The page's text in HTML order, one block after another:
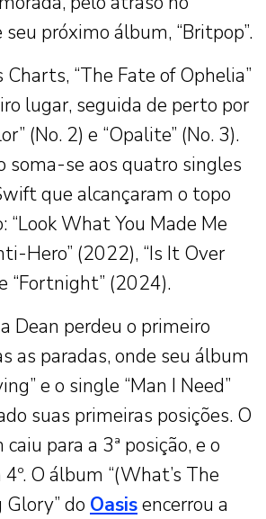
próximo álbum, “Britpop”.
Charts, “The Fate of Ophelia”
lugar, seguida de perto por
(No. 2) e “Opalite” (No. 3).
soma-se aos quatro singles
que alcançaram o topo
“Look What You Made Me
Hero” (2022), “Is It Over
“Fortnight” (2024).
Dean perdeu o primeiro
as paradas, onde seu álbum
e o single “Man I Need”
suas primeiras posições. O
para a 3ª posição, e o
O álbum “(What’s The
do Oasisencerrou a